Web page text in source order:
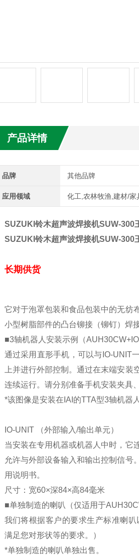
产品详情
品牌 其他品牌
应用领域 化工,农林牧渔,建材/家
SUZUKI铃木超声波焊接机SUW-300
SUZUKI铃木超声波焊接机SUW-300
长期供货
它对于泡罩包装和食品包装中的无纺
小型树脂部件的凸台铆接（铆钉）焊
■3轴机器人安装示例（
通过采用直形手机，可以与IO-UNIT
上并进行外部控制。通过在末端安装
连续运行。请分别准备手机安装夹具
*该图像是安装在IAI的TTA型3轴机器
IO-UNIT （外部输入/输出单元）
当安装在专用机器或机器人中时，它
允许与外部设备输入和输出控制信号
用说明书。
尺寸：宽60×深84×高84毫米
■单独制造的喇叭（仅适用于
我们将根据客户的要求生产标准喇
满足您对形状等的要求。）
*单独制造的喇叭单独出售。